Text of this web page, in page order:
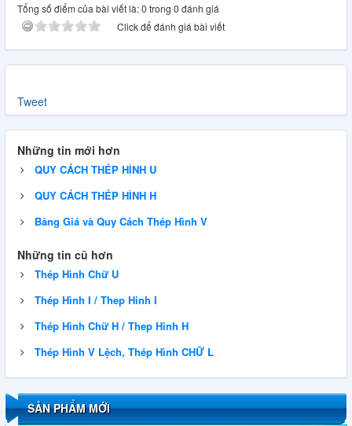
Tổng số điểm của bài viết là: 0 trong 0 đánh giá
Click để đánh giá bài viết
Tweet
Những tin mới hơn
QUY CÁCH THÉP HÌNH U
QUY CÁCH THÉP HÌNH H
Bảng Giá và Quy Cách Thép Hình V
Những tin cũ hơn
Thép Hình Chữ U
Thép Hình I / Thep Hinh I
Thép Hình Chữ H / Thep Hinh H
Thép Hình V Lệch, Thép Hình CHỮ L
SẢN PHẨM MỚI
QUY CÁCH THÉP HÌNH U
QUY CÁCH THÉP HÌNH H
Thép Tấm, Thép Tròn Đặc, Thép Ống Đúc A101,
A1010, A1011, A1014, A1018, A1016